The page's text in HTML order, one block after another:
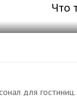
Что
для гостиниц.